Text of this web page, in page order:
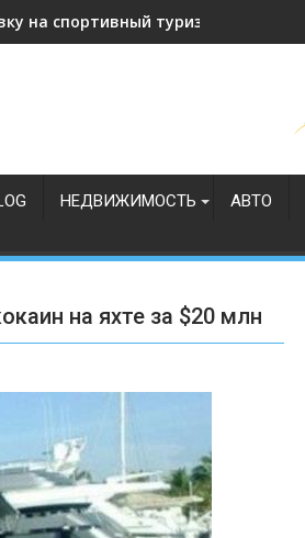
на спортивный туризм
НЕДВИЖИМОСТЬ АВТО
на яхте за $20 млн